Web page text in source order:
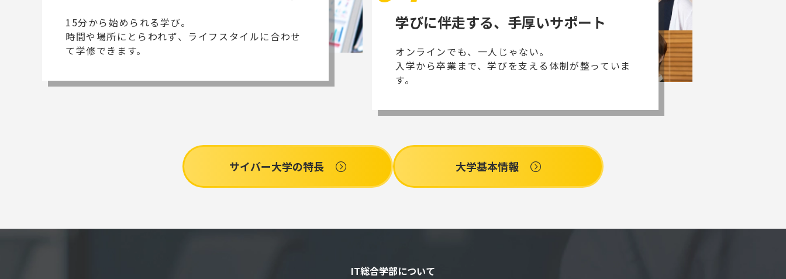
15分から始められる学び。
時間や場所にとらわれず、ライフスタイルに合わせ
て学修できます。
学びに伴走する、手厚いサポート
オンラインでも、一人じゃない。
入学から卒業まで、学びを支える体制が整っていま
す。
サイバー大学の特長 大学基本情報
IT総合学部について